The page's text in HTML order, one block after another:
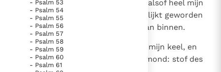
- Psalm 53
- Psalm 54
- Psalm 55
- Psalm 56
- Psalm 57
- Psalm 58
- Psalm 59
- Psalm 60
- Psalm 61
Als water dat wegloopt verga ik, alsof heel mijn
gebeente is ontwricht; mijn hart lijkt geworden
tot was, het begint te begeven van binnen.
Een stuk potscherf - zo droog is mijn keel, en
mijn tong voelt gekleefd in mijn mond: stof des